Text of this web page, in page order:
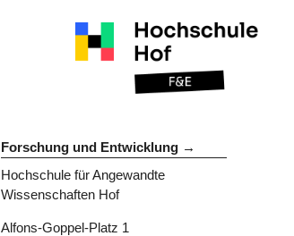
Forschung und Entwicklung
Hochschule für Angewandte
Wissenschaften Hof
Alfons-Goppel-Platz 1